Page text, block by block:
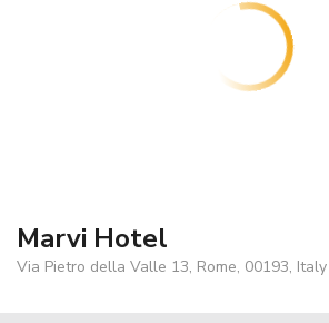
Marvi Hotel
Via Pietro della Valle 13, Rome, 00193, Italy